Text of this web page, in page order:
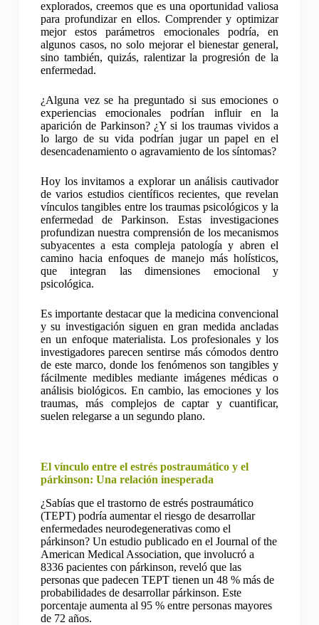
explorados, creemos que es una oportunidad valiosa
para profundizar en ellos. Comprender y optimizar
mejor estos parámetros emocionales podría, en
algunos casos, no solo mejorar el bienestar general,
sino también, quizás, ralentizar la progresión de la
enfermedad.
¿Alguna vez se ha preguntado si sus emociones o
experiencias emocionales podrían influir en la
aparición de Parkinson? ¿Y si los traumas vividos a
lo largo de su vida podrían jugar un papel en el
desencadenamiento o agravamiento de los síntomas?
Hoy los invitamos a explorar un análisis cautivador
de varios estudios científicos recientes, que revelan
vínculos tangibles entre los traumas psicológicos y la
enfermedad de Parkinson. Estas investigaciones
profundizan nuestra comprensión de los mecanismos
subyacentes a esta compleja patología y abren el
camino hacia enfoques de manejo más holísticos,
que integran las dimensiones emocional y
psicológica.
Es importante destacar que la medicina convencional
y su investigación siguen en gran medida ancladas
en un enfoque materialista. Los profesionales y los
investigadores parecen sentirse más cómodos dentro
de este marco, donde los fenómenos son tangibles y
fácilmente medibles mediante imágenes médicas o
análisis biológicos. En cambio, las emociones y los
traumas, más complejos de captar y cuantificar,
suelen relegarse a un segundo plano.
El vínculo entre el estrés postraumático y el
párkinson: Una relación inesperada
¿Sabías que el trastorno de estrés postraumático
(TEPT) podría aumentar el riesgo de desarrollar
enfermedades neurodegenerativas como el
párkinson? Un estudio publicado en el Journal of the
American Medical Association, que involucró a
8336 pacientes con párkinson, reveló que las
personas que padecen TEPT tienen un 48 % más de
probabilidades de desarrollar párkinson. Este
porcentaje aumenta al 95 % entre personas mayores
de 72 años.